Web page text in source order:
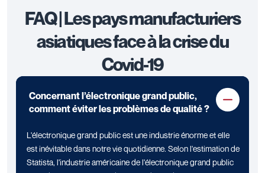
FAQ | Les pays manufacturiers
asiatiques face à la crise du
Covid-19
Concernant l’électronique grand public,
comment éviter les problèmes de qualité ?
L'électronique grand public est une industrie énorme et elle
est inévitable dans notre vie quotidienne. Selon l'estimation de
Statista, l'industrie américaine de l'électronique grand public